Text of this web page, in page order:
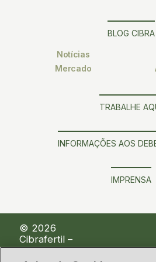
BLOG CIBRA
Notícias
Mercado
TRABALHE
INFORMAÇÕES AOS
IMPRENSA
© 2026
Cibrafertil –
Companhia